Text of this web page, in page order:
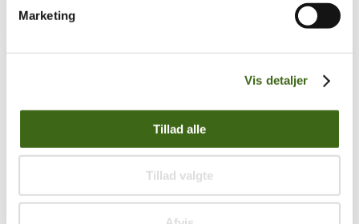
Marketing
Vis detaljer
Tillad alle
Tillad valgte
Uddannelsesmateriale
Handelsbetingelser
Facebook Instagram
Youtube